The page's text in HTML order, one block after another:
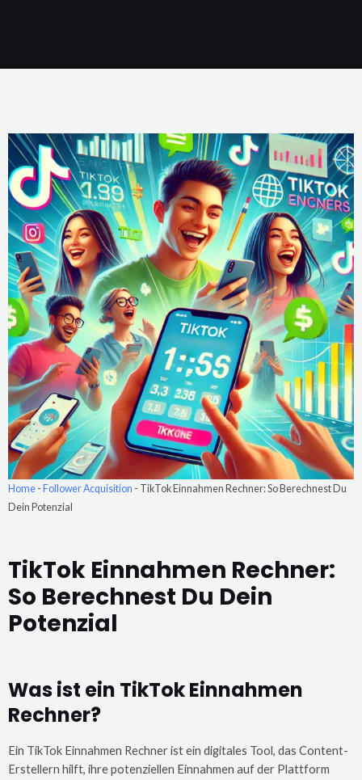
Home - Follower Acquisition - TikTok Einnahmen Rechner: So Berechnest Du
Dein Potenzial
TikTok Einnahmen Rechner:
So Berechnest Du Dein
Potenzial
Was ist ein TikTok Einnahmen
Rechner?
Ein TikTok Einnahmen Rechner ist ein digitales Tool, das Content-
Erstellern hilft, ihre potenziellen Einnahmen auf der Plattform